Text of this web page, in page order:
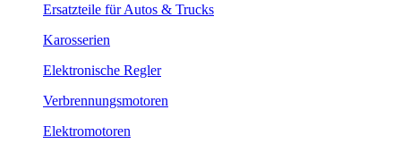
Ersatzteile für Autos & Trucks
Karosserien
Elektronische Regler
Verbrennungsmotoren
Elektromotoren